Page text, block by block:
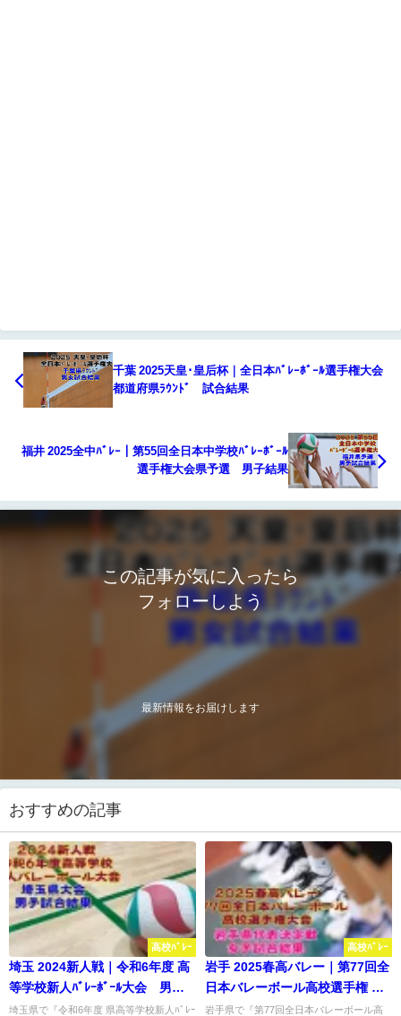
千葉 2025天皇･皇后杯｜全日本ﾊﾞﾚｰﾎﾞｰﾙ選手権大会
都道府県ﾗｳﾝﾄﾞ 試合結果
福井 2025全中ﾊﾞﾚｰ｜第55回全日本中学校ﾊﾞﾚｰﾎﾞｰﾙ
選手権大会県予選 男子結果
この記事が気に入ったら
フォローしよう
最新情報をお届けします
おすすめの記事
高校ﾊﾞﾚｰ
埼玉 2024新人戦｜令和6年度 高
等学校新人ﾊﾞﾚｰﾎﾞｰﾙ大会 男子
試合結果
埼玉県で『令和6年度 県高等学校新人ﾊﾞﾚｰ
高校ﾊﾞﾚｰ
岩手 2025春高バレー｜第77回全
日本バレーボール高校選手権 代
表決定戦 女子結果
岩手県で『第77回全日本バレーボール高